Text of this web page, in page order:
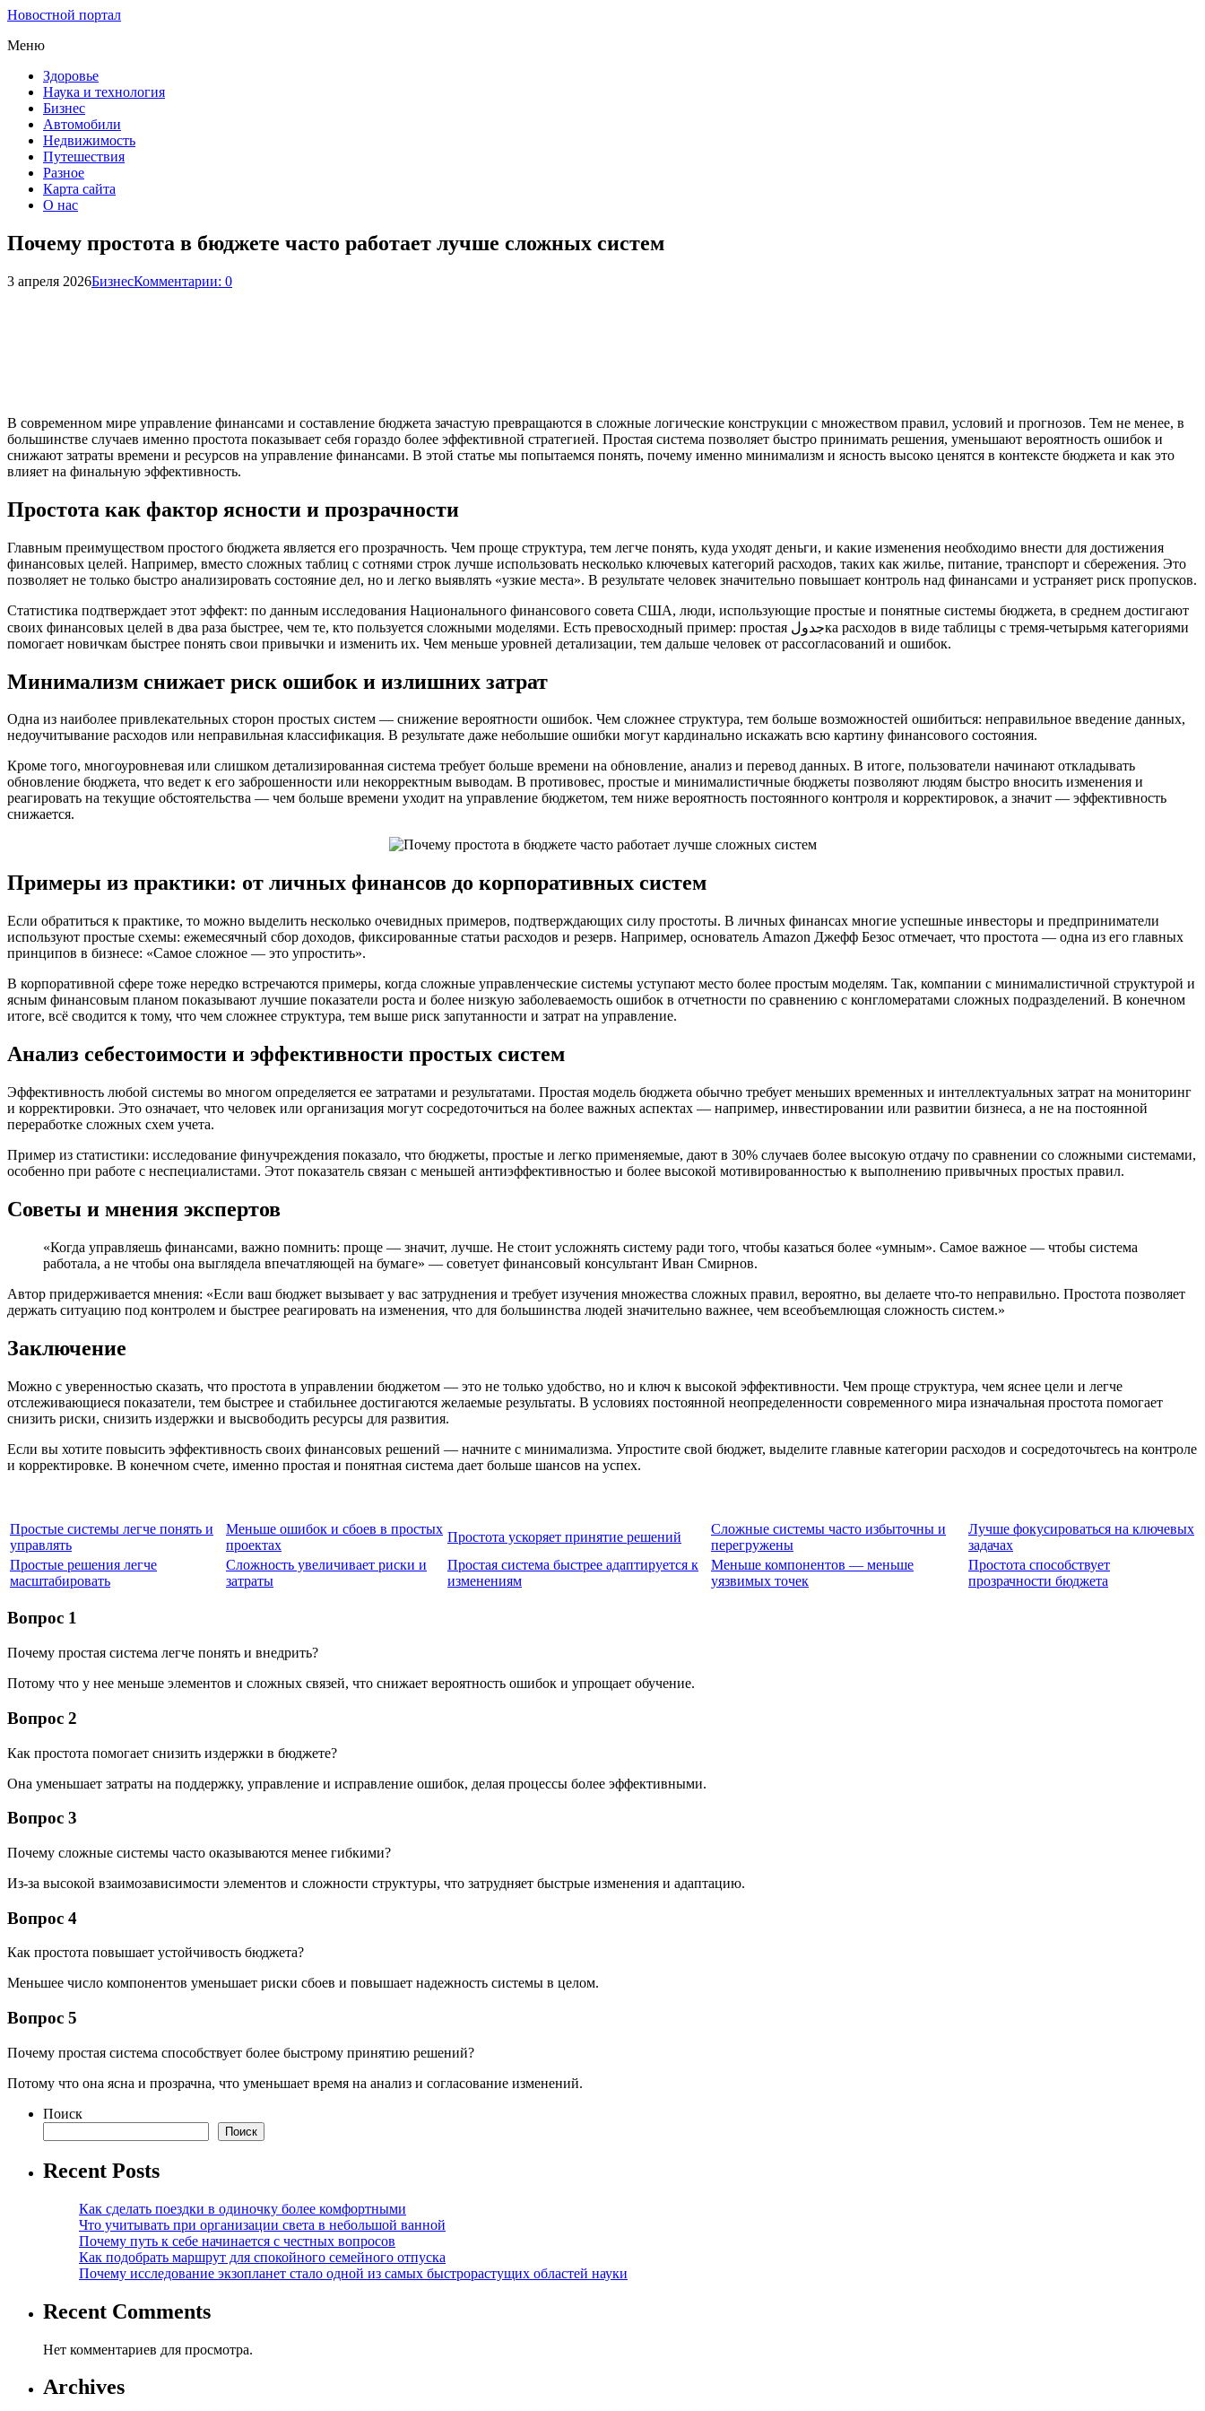
Новостной портал
Меню
Здоровье
Наука и технология
Бизнес
Автомобили
Недвижимость
Путешествия
Разное
Карта сайта
О нас
Почему простота в бюджете часто работает лучше сложных систем
3 апреля 2026БизнесКомментарии: 0
В современном мире управление финансами и составление бюджета зачастую превращаются в сложные логические конструкции с множеством правил, условий и прогнозов. Тем не менее, в
большинстве случаев именно простота показывает себя гораздо более эффективной стратегией. Простая система позволяет быстро принимать решения, уменьшают вероятность ошибок и
снижают затраты времени и ресурсов на управление финансами. В этой статье мы попытаемся понять, почему именно минимализм и ясность высоко ценятся в контексте бюджета и как это
влияет на финальную эффективность.
Простота как фактор ясности и прозрачности
Главным преимуществом простого бюджета является его прозрачность. Чем проще структура, тем легче понять, куда уходят деньги, и какие изменения необходимо внести для достижения
финансовых целей. Например, вместо сложных таблиц с сотнями строк лучше использовать несколько ключевых категорий расходов, таких как жилье, питание, транспорт и сбережения. Это
позволяет не только быстро анализировать состояние дел, но и легко выявлять «узкие места». В результате человек значительно повышает контроль над финансами и устраняет риск пропусков.
Статистика подтверждает этот эффект: по данным исследования Национального финансового совета США, люди, использующие простые и понятные системы бюджета, в среднем достигают
своих финансовых целей в два раза быстрее, чем те, кто пользуется сложными моделями. Есть превосходный пример: простая جدولка расходов в виде таблицы с тремя-четырьмя категориями
помогает новичкам быстрее понять свои привычки и изменить их. Чем меньше уровней детализации, тем дальше человек от рассогласований и ошибок.
Минимализм снижает риск ошибок и излишних затрат
Одна из наиболее привлекательных сторон простых систем — снижение вероятности ошибок. Чем сложнее структура, тем больше возможностей ошибиться: неправильное введение данных,
недоучитывание расходов или неправильная классификация. В результате даже небольшие ошибки могут кардинально искажать всю картину финансового состояния.
Кроме того, многоуровневая или слишком детализированная система требует больше времени на обновление, анализ и перевод данных. В итоге, пользователи начинают откладывать
обновление бюджета, что ведет к его заброшенности или некорректным выводам. В противовес, простые и минималистичные бюджеты позволяют людям быстро вносить изменения и
реагировать на текущие обстоятельства — чем больше времени уходит на управление бюджетом, тем ниже вероятность постоянного контроля и корректировок, а значит — эффективность
снижается.
Примеры из практики: от личных финансов до корпоративных систем
Если обратиться к практике, то можно выделить несколько очевидных примеров, подтверждающих силу простоты. В личных финансах многие успешные инвесторы и предприниматели
используют простые схемы: ежемесячный сбор доходов, фиксированные статьи расходов и резерв. Например, основатель Amazon Джефф Безос отмечает, что простота — одна из его главных
принципов в бизнесе: «Самое сложное — это упростить».
В корпоративной сфере тоже нередко встречаются примеры, когда сложные управленческие системы уступают место более простым моделям. Так, компании с минималистичной структурой и
ясным финансовым планом показывают лучшие показатели роста и более низкую заболеваемость ошибок в отчетности по сравнению с конгломератами сложных подразделений. В конечном
итоге, всё сводится к тому, что чем сложнее структура, тем выше риск запутанности и затрат на управление.
Анализ себестоимости и эффективности простых систем
Эффективность любой системы во многом определяется ее затратами и результатами. Простая модель бюджета обычно требует меньших временных и интеллектуальных затрат на мониторинг
и корректировки. Это означает, что человек или организация могут сосредоточиться на более важных аспектах — например, инвестировании или развитии бизнеса, а не на постоянной
переработке сложных схем учета.
Пример из статистики: исследование финучреждения показало, что бюджеты, простые и легко применяемые, дают в 30% случаев более высокую отдачу по сравнении со сложными системами,
особенно при работе с неспециалистами. Этот показатель связан с меньшей антиэффективностью и более высокой мотивированностью к выполнению привычных простых правил.
Советы и мнения экспертов
«Когда управляешь финансами, важно помнить: проще — значит, лучше. Не стоит усложнять систему ради того, чтобы казаться более «умным». Самое важное — чтобы система
работала, а не чтобы она выглядела впечатляющей на бумаге» — советует финансовый консультант Иван Смирнов.
Автор придерживается мнения: «Если ваш бюджет вызывает у вас затруднения и требует изучения множества сложных правил, вероятно, вы делаете что-то неправильно. Простота позволяет
держать ситуацию под контролем и быстрее реагировать на изменения, что для большинства людей значительно важнее, чем всеобъемлющая сложность систем.»
Заключение
Можно с уверенностью сказать, что простота в управлении бюджетом — это не только удобство, но и ключ к высокой эффективности. Чем проще структура, чем яснее цели и легче
отслеживающиеся показатели, тем быстрее и стабильнее достигаются желаемые результаты. В условиях постоянной неопределенности современного мира изначальная простота помогает
снизить риски, снизить издержки и высвободить ресурсы для развития.
Если вы хотите повысить эффективность своих финансовых решений — начните с минимализма. Упростите свой бюджет, выделите главные категории расходов и сосредоточьтесь на контроле
и корректировке. В конечном счете, именно простая и понятная система дает больше шансов на успех.
Простые системы легче понять и
управлять
Меньше ошибок и сбоев в простых
проектах
Простота ускоряет принятие решений
Сложные системы часто избыточны и
перегружены
Лучше фокусироваться на ключевых
задачах
Простые решения легче
масштабировать
Сложность увеличивает риски и
затраты
Простая система быстрее адаптируется к
изменениям
Меньше компонентов — меньше
уязвимых точек
Простота способствует
прозрачности бюджета
Вопрос 1
Почему простая система легче понять и внедрить?
Потому что у нее меньше элементов и сложных связей, что снижает вероятность ошибок и упрощает обучение.
Вопрос 2
Как простота помогает снизить издержки в бюджете?
Она уменьшает затраты на поддержку, управление и исправление ошибок, делая процессы более эффективными.
Вопрос 3
Почему сложные системы часто оказываются менее гибкими?
Из-за высокой взаимозависимости элементов и сложности структуры, что затрудняет быстрые изменения и адаптацию.
Вопрос 4
Как простота повышает устойчивость бюджета?
Меньшее число компонентов уменьшает риски сбоев и повышает надежность системы в целом.
Вопрос 5
Почему простая система способствует более быстрому принятию решений?
Потому что она ясна и прозрачна, что уменьшает время на анализ и согласование изменений.
Поиск
Поиск
Recent Posts
Как сделать поездки в одиночку более комфортными
Что учитывать при организации света в небольшой ванной
Почему путь к себе начинается с честных вопросов
Как подобрать маршрут для спокойного семейного отпуска
Почему исследование экзопланет стало одной из самых быстрорастущих областей науки
Recent Comments
Нет комментариев для просмотра.
Archives